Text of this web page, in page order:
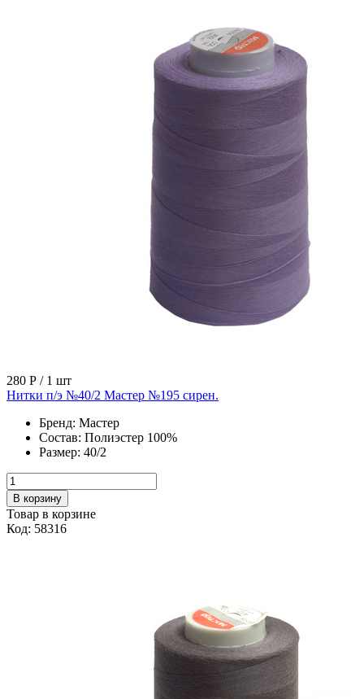
280 Р / 1 шт
Нитки п/э №40/2 Мастер №195 сирен.
Бренд: Мастер
Состав: Полиэстер 100%
Размер: 40/2
В корзину
Товар в корзине
Код: 58316